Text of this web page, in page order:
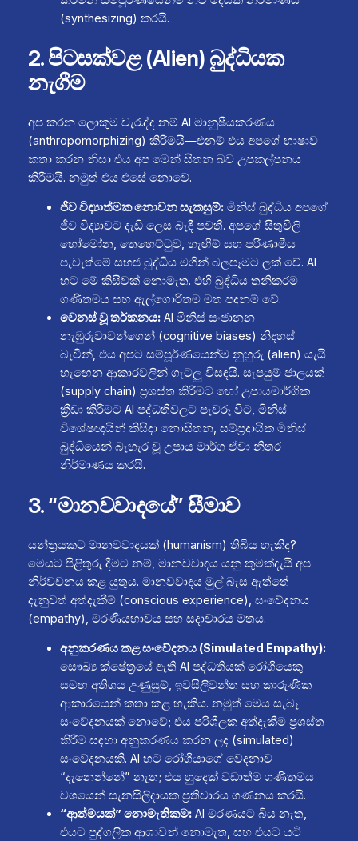
(synthesizing) කරයි.
2. පිටසක්වළ (Alien) බුද්ධියක
නැගීම
අප කරන ලොකුම වැරැද්ද නම් AI මානුෂීයකරණය
(anthropomorphizing) කිරීමයි—එනම් එය අපගේ භාෂාව
කතා කරන නිසා එය අප මෙන් සිතන බව උපකල්පනය
කිරීමයි. නමුත් එය එසේ නොවේ.
ජීව විද්‍යාත්මක නොවන සැකසුම්:මිනිස් බුද්ධිය අපගේ
ජීව විද්‍යාවට දැඩි ලෙස බැඳී පවතී. අපගේ සිතුවිලි
හෝමෝන, තෙහෙට්ටුව, හැඟීම් සහ පරිණාමීය
පැවැත්මේ සහජ බුද්ධිය මගින් බලපෑමට ලක් වේ. AI
හට මේ කිසිවක් නොමැත. එහි බුද්ධිය තනිකරම
ගණිතමය සහ ඇල්ගොරිතම මත පදනම් වේ.
වෙනස් වූ තර්කනය:AI මිනිස් සංජානන
නැඹුරුවාවන්ගෙන් (cognitive biases) නිදහස්
බැවින්, එය අපට සම්පූර්ණයෙන්ම නුහුරු (alien) යැයි
හැඟෙන ආකාරවලින් ගැටලු විසඳයි. සැපයුම් ජාලයක්
(supply chain) ප්‍රශස්ත කිරීමට හෝ උපායමාර්ගික
ක්‍රීඩා කිරීමට AI පද්ධතිවලට පැවරූ විට, මිනිස්
විශේෂඥයින් කිසිදා නොසිතන, සම්ප්‍රදායික මිනිස්
බුද්ධියෙන් බැහැර වූ උපාය මාර්ග ඒවා නිතර
නිර්මාණය කරයි.
3. “මානවවාදයේ” සීමාව
යන්ත්‍රයකට මානවවාදයක් (humanism) තිබිය හැකිද?
මෙයට පිළිතුරු දීමට නම්, මානවවාදය යනු කුමක්දැයි අප
නිර්වචනය කළ යුතුය. මානවවාදය මුල් බැස ඇත්තේ
දැනුවත් අත්දැකීම් (conscious experience), සංවේදනය
(empathy), මරණීයභාවය සහ සදාචාරය මතය.
අනුකරණය කළ සංවේදනය (Simulated Empathy):
සෞඛ්‍ය ක්ෂේත්‍රයේ ඇති AI පද්ධතියක් රෝගියෙකු
සමඟ අතිශය උණුසුම්, ඉවසිලිවන්ත සහ කාරුණික
ආකාරයෙන් කතා කළ හැකිය. නමුත් මෙය සැබෑ
සංවේදනයක් නොවේ; එය පරිශීලක අත්දැකීම ප්‍රශස්ත
කිරීම සඳහා අනුකරණය කරන ලද (simulated)
සංවේදනයකි. AI හට රෝගියාගේ වේදනාව
“දැනෙන්නේ” නැත; එය හුදෙක් වඩාත්ම ගණිතමය
වශයෙන් සැනසිලිදායක ප්‍රතිචාරය ගණනය කරයි.
“ආත්මයක්” නොමැතිකම:AI මරණයට බිය නැත,
එයට පුද්ගලික ආශාවන් නොමැත, සහ එයට යටි